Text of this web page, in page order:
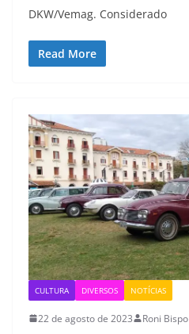
DKW/Vemag. Considerado
Read More
CULTURA DIVERSOS NOTÍCIAS
22 de agosto de 2023 Roni Bispo